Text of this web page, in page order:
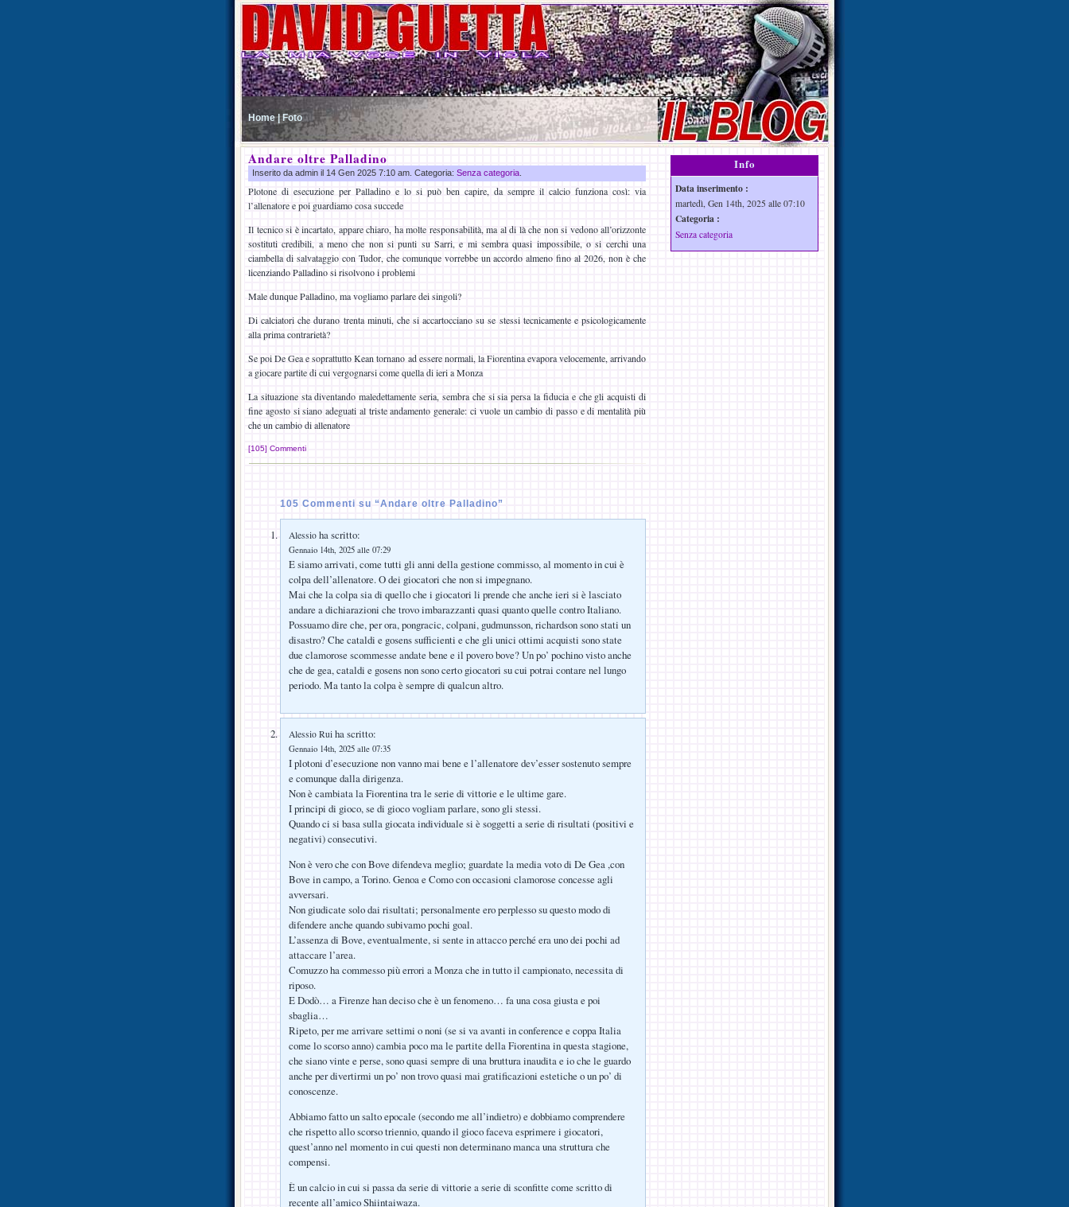
Home | Foto
Andare oltre Palladino
Inserito da admin il 14 Gen 2025 7:10 am. Categoria: Senza categoria
Plotone di esecuzione per Palladino e lo si può ben capire, da sempre il calcio funziona così: via
l’allenatore e poi guardiamo cosa succede
Il tecnico si è incartato, appare chiaro, ha molte responsabilità, ma al di là che non si vedono all’orizzonte
sostituti credibili, a meno che non si punti su Sarri, e mi sembra quasi impossibile, o si cerchi una
ciambella di salvataggio con Tudor, che comunque vorrebbe un accordo almeno fino al 2026, non è che
licenziando Palladino si risolvono i problemi
Male dunque Palladino, ma vogliamo parlare dei singoli?
Di calciatori che durano trenta minuti, che si accartocciano su se stessi tecnicamente e psicologicamente
alla prima contrarietà?
Se poi De Gea e soprattutto Kean tornano ad essere normali, la Fiorentina evapora velocemente, arrivando
a giocare partite di cui vergognarsi come quella di ieri a Monza
La situazione sta diventando maledettamente seria, sembra che si sia persa la fiducia e che gli acquisti di
fine agosto si siano adeguati al triste andamento generale: ci vuole un cambio di passo e di mentalità più
che un cambio di allenatore
[105] Commenti
105 Commenti su “Andare oltre Palladino”
Alessio ha scritto:
Gennaio 14th, 2025 alle 07:29
E siamo arrivati, come tutti gli anni della gestione commisso, al momento in cui è
colpa dell’allenatore. O dei giocatori che non si impegnano.
Mai che la colpa sia di quello che i giocatori li prende che anche ieri si è lasciato
andare a dichiarazioni che trovo imbarazzanti quasi quanto quelle contro Italiano.
Possuamo dire che, per ora, pongracic, colpani, gudmunsson, richardson sono stati un
disastro? Che cataldi e gosens sufficienti e che gli unici ottimi acquisti sono state
due clamorose scommesse andate bene e il povero bove? Un po’ pochino visto anche
che de gea, cataldi e gosens non sono certo giocatori su cui potrai contare nel lungo
periodo. Ma tanto la colpa è sempre di qualcun altro.
Alessio Rui ha scritto:
Gennaio 14th, 2025 alle 07:35
I plotoni d’esecuzione non vanno mai bene e l’allenatore dev’esser sostenuto sempre
e comunque dalla dirigenza.
Non è cambiata la Fiorentina tra le serie di vittorie e le ultime gare.
I principi di gioco, se di gioco vogliam parlare, sono gli stessi.
Quando ci si basa sulla giocata individuale si è soggetti a serie di risultati (positivi e
negativi) consecutivi.
Non è vero che con Bove difendeva meglio; guardate la media voto di De Gea ,con
Bove in campo, a Torino. Genoa e Como con occasioni clamorose concesse agli
avversari.
Non giudicate solo dai risultati; personalmente ero perplesso su questo modo di
difendere anche quando subivamo pochi goal.
L’assenza di Bove, eventualmente, si sente in attacco perché era uno dei pochi ad
attaccare l’area.
Comuzzo ha commesso più errori a Monza che in tutto il campionato, necessita di
riposo.
E Dodò… a Firenze han deciso che è un fenomeno… fa una cosa giusta e poi
sbaglia…
Ripeto, per me arrivare settimi o noni (se si va avanti in conference e coppa Italia
come lo scorso anno) cambia poco ma le partite della Fiorentina in questa stagione,
che siano vinte e perse, sono quasi sempre di una bruttura inaudita e io che le guardo
anche per divertirmi un po’ non trovo quasi mai gratificazioni estetiche o un po’ di
conoscenze.
Abbiamo fatto un salto epocale (secondo me all’indietro) e dobbiamo comprendere
che rispetto allo scorso triennio, quando il gioco faceva esprimere i giocatori,
quest’anno nel momento in cui questi non determinano manca una struttura che
compensi.
È un calcio in cui si passa da serie di vittorie a serie di sconfitte come scritto di
recente all’amico Shiintaiwaza.
Info
Data inserimento :
martedì, Gen 14th, 2025 alle 07:10
Categoria :
Senza categoria